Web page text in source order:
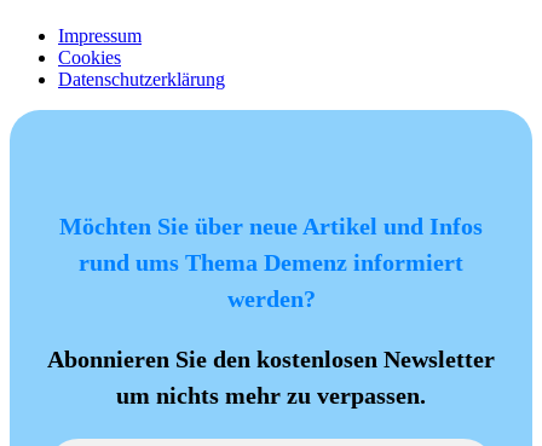
Impressum
Cookies
Datenschutzerklärung
Möchten Sie über neue Artikel und Infos
rund ums Thema Demenz informiert
werden?
Abonnieren Sie den kostenlosen Newsletter
um nichts mehr zu verpassen.